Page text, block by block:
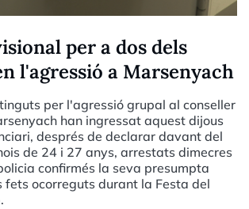
per a dos dels
l'agressió a Marsenyach
per l'agressió grupal al conseller
han ingressat aquest dijous
després de declarar davant del
de 24 i 27 anys, arrestats dimecres
confirmés la seva presumpta
fets ocorreguts durant la Festa del